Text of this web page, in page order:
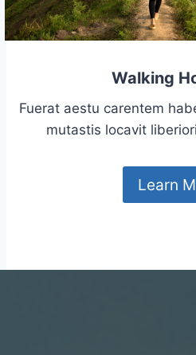
Walking
Fuerat aestu carentem
mutastis locavit
Learn